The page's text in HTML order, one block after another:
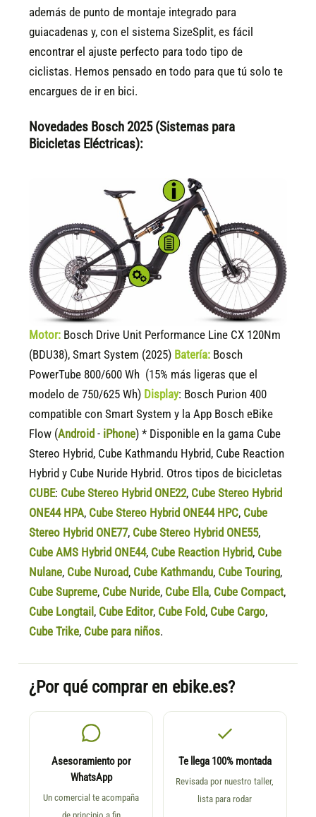
además de punto de montaje integrado para
guiacadenas y, con el sistema SizeSplit, es fácil
encontrar el ajuste perfecto para todo tipo de
ciclistas. Hemos pensado en todo para que tú solo te
encargues de ir en bici.
Novedades Bosch 2025 (Sistemas para
Bicicletas Eléctricas):
Motor: Bosch Drive Unit Performance Line CX 120Nm
(BDU38), Smart System (2025) Batería: Bosch
PowerTube 800/600 Wh (15% más ligeras que el
modelo de 750/625 Wh) Display: Bosch Purion 400
compatible con Smart System y la App Bosch eBike
Flow (Android - iPhone) * Disponible en la gama Cube
Stereo Hybrid, Cube Kathmandu Hybrid, Cube Reaction
Hybrid y Cube Nuride Hybrid. Otros tipos de bicicletas
CUBE: Cube Stereo Hybrid ONE22, Cube Stereo Hybrid
ONE44 HPA, Cube Stereo Hybrid ONE44 HPC, Cube
Stereo Hybrid ONE77, Cube Stereo Hybrid ONE55,
Cube AMS Hybrid ONE44, Cube Reaction Hybrid, Cube
Nulane, Cube Nuroad, Cube Kathmandu, Cube Touring,
Cube Supreme, Cube Nuride, Cube Ella, Cube Compact,
Cube Longtail , Cube Editor, Cube Fold, Cube Cargo,
Cube Trike, Cube para niños.
¿Por qué comprar en ebike.es?
Asesoramiento por
WhatsApp
Un comercial te acompaña
Te llega 100% montada
Revisada por nuestro taller,
lista para rodar